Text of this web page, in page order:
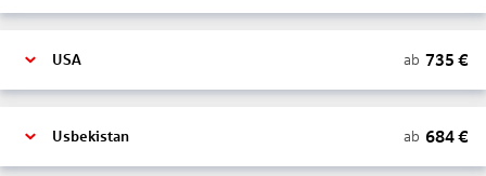
USA ab 735 €
Usbekistan ab 684€